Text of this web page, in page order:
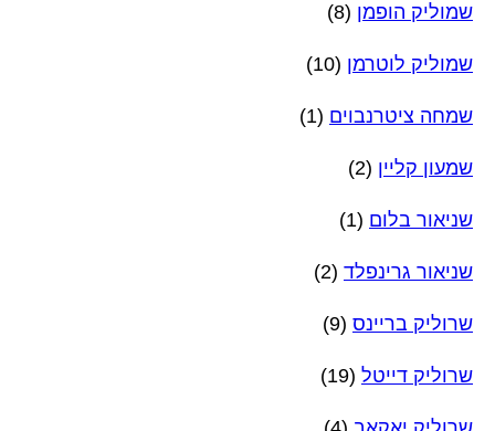
שמוליק הופמן (8)
שמוליק לוטרמן (10)
שמחה ציטרנבוים (1)
שמעון קליין (2)
שניאור בלום (1)
שניאור גרינפלד (2)
שרוליק בריינס (9)
שרוליק דייטל (19)